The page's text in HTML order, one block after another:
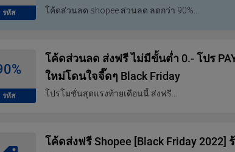
รหัส โค้ดส่วนลด shopee ส่วนลด ลดกว่า 90%...
รหัส
โค้ดส่วนลด ส่งฟรี ไม่มีขั้นต่ำ 0.- โปร
ใหม่โดนใจจี๊ดๆ Black Friday
โปรโมชั่นสุดแรงท้ายเดือนนี้ ส่งฟรี...
โค้ดส่งฟรี Shopee [Black Friday